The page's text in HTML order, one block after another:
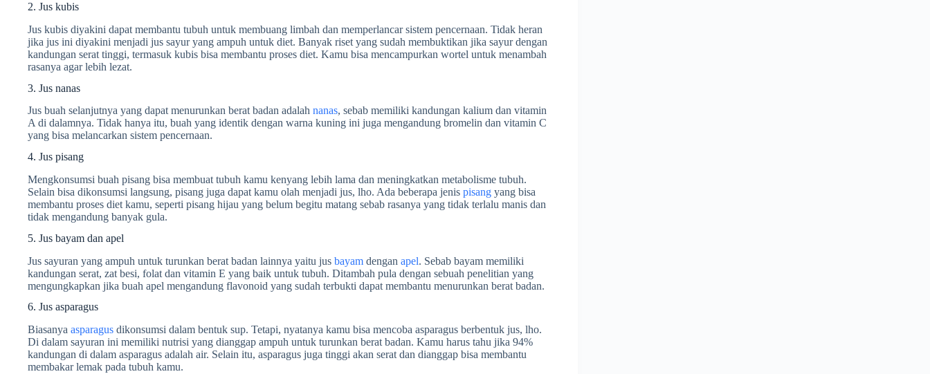
2. Jus kubis
Jus kubis diyakini dapat membantu tubuh untuk membuang limbah dan memperlancar sistem pencernaan. Tidak heran
jika jus ini diyakini menjadi jus sayur yang ampuh untuk diet. Banyak riset yang sudah membuktikan jika sayur dengan
kandungan serat tinggi, termasuk kubis bisa membantu proses diet. Kamu bisa mencampurkan wortel untuk menambah
rasanya agar lebih lezat.
3. Jus nanas
Jus buah selanjutnya yang dapat menurunkan berat badan adalah nanas, sebab memiliki kandungan kalium dan vitamin
A di dalamnya. Tidak hanya itu, buah yang identik dengan warna kuning ini juga mengandung bromelin dan vitamin C
yang bisa melancarkan sistem pencernaan.
4. Jus pisang
Mengkonsumsi buah pisang bisa membuat tubuh kamu kenyang lebih lama dan meningkatkan metabolisme tubuh.
Selain bisa dikonsumsi langsung, pisang juga dapat kamu olah menjadi jus, lho. Ada beberapa jenis pisang yang bisa
membantu proses diet kamu, seperti pisang hijau yang belum begitu matang sebab rasanya yang tidak terlalu manis dan
tidak mengandung banyak gula.
5. Jus bayam dan apel
Jus sayuran yang ampuh untuk turunkan berat badan lainnya yaitu jus bayam dengan apel. Sebab bayam memiliki
kandungan serat, zat besi, folat dan vitamin E yang baik untuk tubuh. Ditambah pula dengan sebuah penelitian yang
mengungkapkan jika buah apel mengandung flavonoid yang sudah terbukti dapat membantu menurunkan berat badan.
6. Jus asparagus
Biasanya asparagus dikonsumsi dalam bentuk sup. Tetapi, nyatanya kamu bisa mencoba asparagus berbentuk jus, lho.
Di dalam sayuran ini memiliki nutrisi yang dianggap ampuh untuk turunkan berat badan. Kamu harus tahu jika 94%
kandungan di dalam asparagus adalah air. Selain itu, asparagus juga tinggi akan serat dan dianggap bisa membantu
membakar lemak pada tubuh kamu.